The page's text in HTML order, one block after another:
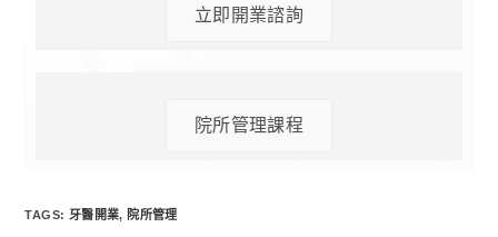
立即開業諮詢
院所管理課程
TAGS: 牙醫開業, 院所管理